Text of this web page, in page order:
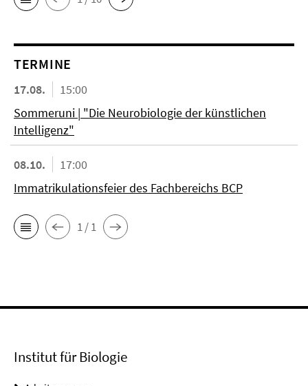
TERMINE
17.08.
15:00
Sommeruni | "Die Neurobiologie der künstlichen
Intelligenz"
08.10.
17:00
Immatrikulationsfeier des Fachbereichs BCP
1 / 1
Institut für Biologie